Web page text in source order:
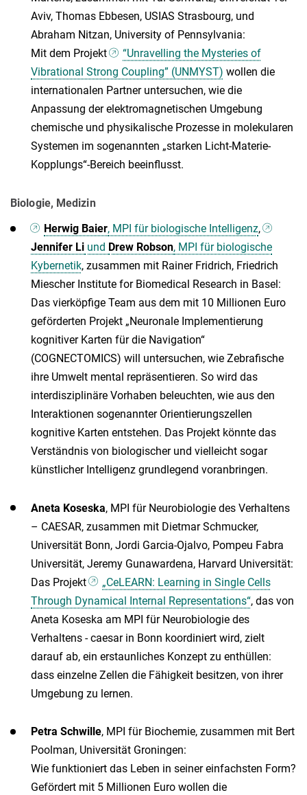
Aviv, Thomas Ebbesen, USIAS Strasbourg, und
Abraham Nitzan, University of Pennsylvania:
Mit dem Projekt
“Unravelling the Mysteries of
Vibrational Strong Coupling” (UNMYST) wollen die
internationalen Partner untersuchen, wie die
Anpassung der elektromagnetischen Umgebung
chemische und physikalische Prozesse in molekularen
Systemen im sogenannten „starken Licht-Materie-
Kopplungs“-Bereich beeinflusst.
Biologie, Medizin
Herwig Baier, MPI für biologische Intelligenz,
Jennifer Li und Drew Robson, MPI für biologische
Kybernetik, zusammen mit Rainer Fridrich, Friedrich
Miescher Institute for Biomedical Research in Basel:
Das vierköpfige Team aus dem mit 10 Millionen Euro
geförderten Projekt „Neuronale Implementierung
kognitiver Karten für die Navigation“
(COGNECTOMICS) will untersuchen, wie Zebrafische
ihre Umwelt mental repräsentieren. So wird das
interdisziplinäre Vorhaben beleuchten, wie aus den
Interaktionen sogenannter Orientierungszellen
kognitive Karten entstehen. Das Projekt könnte das
Verständnis von biologischer und vielleicht sogar
künstlicher Intelligenz grundlegend voranbringen.
Aneta Koseska, MPI für Neurobiologie des Verhaltens
– CAESAR, zusammen mit Dietmar Schmucker,
Universität Bonn, Jordi Garcia-Ojalvo, Pompeu Fabra
Universität, Jeremy Gunawardena, Harvard Universität:
Das Projekt
„CeLEARN: Learning in Single Cells
Through Dynamical Internal Representations“, das von
Aneta Koseska am MPI für Neurobiologie des
Verhaltens - caesar in Bonn koordiniert wird, zielt
darauf ab, ein erstaunliches Konzept zu enthüllen:
dass einzelne Zellen die Fähigkeit besitzen, von ihrer
Umgebung zu lernen.
Petra Schwille, MPI für Biochemie, zusammen mit Bert
Poolman, Universität Groningen:
Wie funktioniert das Leben in seiner einfachsten Form?
Gefördert mit 5 Millionen Euro wollen die